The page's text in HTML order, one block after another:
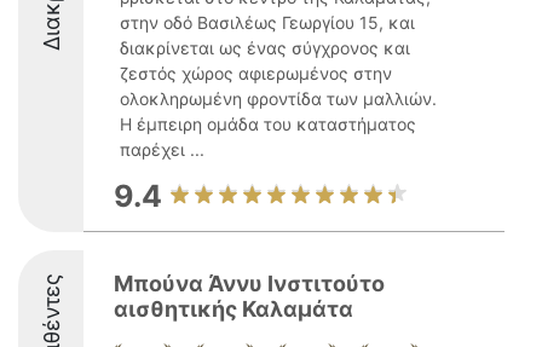
στην οδό Βασιλέως Γεωργίου 15, και
διακρίνεται ως ένας σύγχρονος και
ζεστός χώρος αφιερωμένος στην
ολοκληρωμένη φροντίδα των μαλλιών.
Η έμπειρη ομάδα του καταστήματος
παρέχει ...
9.4
Μπούνα Άννυ Ινστιτούτο
αισθητικής Καλαμάτα